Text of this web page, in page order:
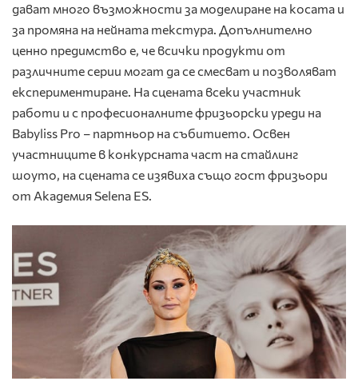
дават много възможности за моделиране на косата и
за промяна на нейната текстура. Допълнително
ценно предимство е, че всички продукти от
различните серии могат да се смесват и позволяват
експериментиране. На сцената всеки участник
работи и с професионалните фризьорски уреди на
Babyliss Pro – партньор на събитието. Освен
участниците в конкурсната част на стайлинг
шоуто, на сцената се изявиха също гост фризьори
от Академия Selena ES.